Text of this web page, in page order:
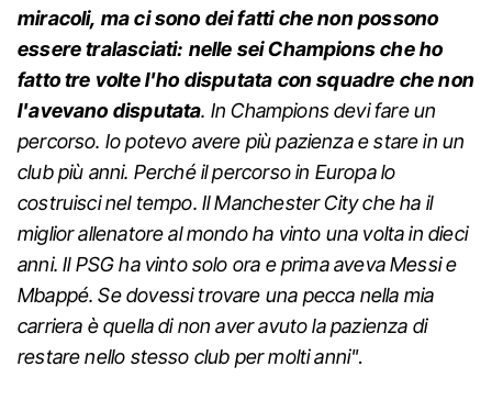
miracoli, ma ci sono dei fatti che non possono
essere tralasciati: nelle sei Champions che ho
fatto tre volte l'ho disputata con squadre che non
l'avevano disputata. In Champions devi fare un
percorso. Io potevo avere più pazienza e stare in un
club più anni. Perché il percorso in Europa lo
costruisci nel tempo. Il Manchester City che ha il
miglior allenatore al mondo ha vinto una volta in dieci
anni. Il PSG ha vinto solo ora e prima aveva Messi e
Mbappé. Se dovessi trovare una pecca nella mia
carriera è quella di non aver avuto la pazienza di
restare nello stesso club per molti anni".